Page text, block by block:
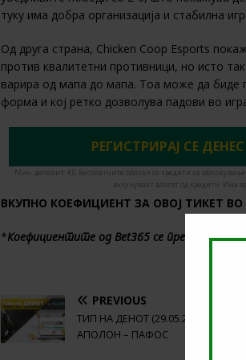
туку има добра организација и стабилна
Од друга страна, Chicken Coop Esports
против квалитетни противници, но исто
варира од мапа до мапа. Тоа може да биде
форма и кој ретко дозволува падови во
РЕГИСТРИРАЈ СЕ
Мин. депозит: €5. Бесплатните облози се кредити за
вклучуваат влогот од кредити.
ВКУПНО КОЕФИЦИЕНТ ЗА ОВОЈ ТИКЕТ ВО
*Коефициентите од Bet365 се преземени на
PREVIOUS
ТИП НА ДЕНОТ (29.05.2026, 18:00)
АПОЛОН – ПАФОС